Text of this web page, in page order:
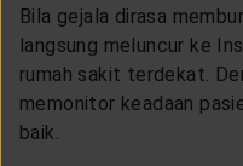
Bila gejala dirasa
langsung meluncur ke
rumah sakit terdekat.
memonitor keadaan
baik.